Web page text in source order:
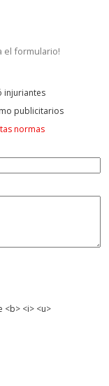
el formulario!
injuriantes
publicitarios
normas
<b> <i> <u>